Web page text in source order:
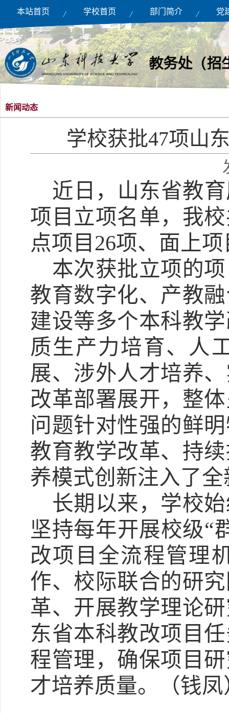
本站首页 学校首页 部门简介 党
新闻动态
学校获批47项山
近日，山东省教
项目立项名单， 我
点项目 26项、面上
本次获批立项的
教育数字化、产教
建设等多个本科教
质生产力培育、人
展、涉外人才培养
改革部署展开，整
问题针对性强的鲜
教育教学改革、持
养模式创新注入了
长期以来，学校
坚持每年开展校级“
改项目全流程管理
作、校际联合的研
革、开展教学理论
东省本科教改项目
程管理，确保项目
才培养质量。（钱凤